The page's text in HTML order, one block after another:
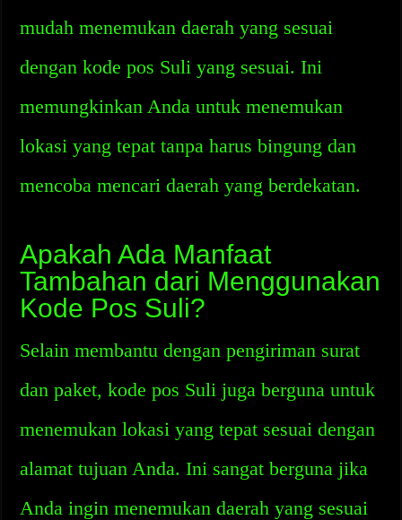
mudah menemukan daerah yang sesuai
dengan kode pos Suli yang sesuai. Ini
memungkinkan Anda untuk menemukan
lokasi yang tepat tanpa harus bingung dan
mencoba mencari daerah yang berdekatan.
Apakah Ada Manfaat
Tambahan dari Menggunakan
Kode Pos Suli?
Selain membantu dengan pengiriman surat
dan paket, kode pos Suli juga berguna untuk
menemukan lokasi yang tepat sesuai dengan
alamat tujuan Anda. Ini sangat berguna jika
Anda ingin menemukan daerah yang sesuai